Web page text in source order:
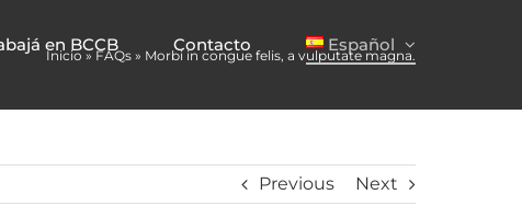
en BCCB Contacto Español
Inicio» FAQs » Morbi in congue felis, a vulputate magna.
Previous Next